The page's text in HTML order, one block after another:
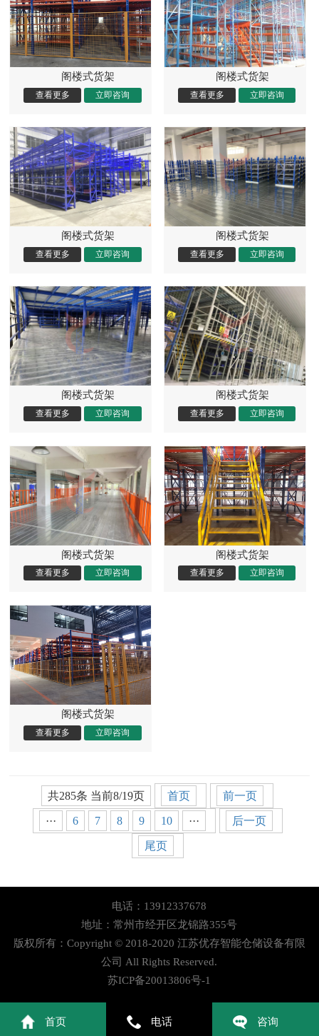
阁楼式货架 阁楼式货架
阁楼式货架 阁楼式货架
阁楼式货架 阁楼式货架
阁楼式货架 阁楼式货架
阁楼式货架
共285条 当前8/19页 首页
前一页
···
6 7 8 9 10 ···
后一页
尾页
电话：13912337678
地址：常州市经开区龙锦路355号
版权所有：Copyright © 2018-2020 江苏优存智能仓储设备有限
公司 All Rights Reserved.
苏ICP备20013806号-1
首页 电话 咨询